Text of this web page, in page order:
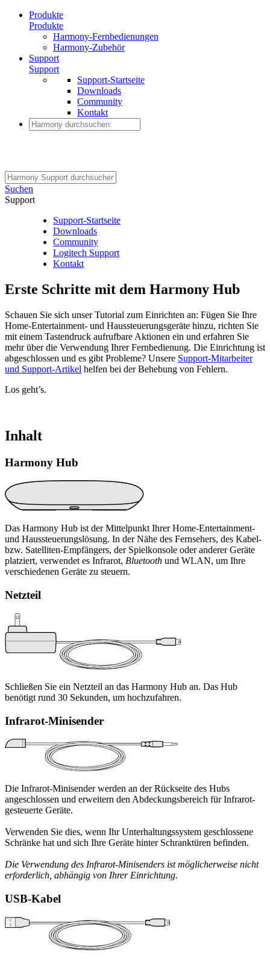
Produkte
Produkte
Harmony-Fernbedienungen
Harmony-Zubehör
Support
Support
Support-Startseite
Downloads
Community
Kontakt
Suchen
Support
Support-Startseite
Downloads
Community
Logitech Support
Kontakt
Erste Schritte mit dem Harmony Hub
Schauen Sie sich unser Tutorial zum Einrichten an: Fügen Sie Ihre
Home-Entertainment- und Haussteuerungsgeräte hinzu, richten Sie
mit einem Tastendruck aufrufbare Aktionen ein und erfahren Sie
mehr über die Verwendung Ihrer Fernbedienung. Die Einrichtung ist
abgeschlossen und es gibt Probleme? Unsere Support-Mitarbeiter
und Support-Artikel helfen bei der Behebung von Fehlern.
Los geht’s.
Inhalt
Harmony Hub
Das Harmony Hub ist der Mittelpunkt Ihrer Home-Entertainment-
und Haussteuerungslösung. In der Nähe des Fernsehers, des Kabel-
bzw. Satelliten-Empfängers, der Spielkonsole oder anderer Geräte
platziert, verwendet es Infrarot, Bluetooth und WLAN, um Ihre
verschiedenen Geräte zu steuern.
Netzteil
Schließen Sie ein Netzteil an das Harmony Hub an. Das Hub
benötigt rund 30 Sekunden, um hochzufahren.
Infrarot-Minisender
Die Infrarot-Minisender werden an der Rückseite des Hubs
angeschlossen und erweitern den Abdeckungsbereich für Infrarot-
gesteuerte Geräte.
Verwenden Sie dies, wenn Ihr Unterhaltungssystem geschlossene
Schränke hat und sich Ihre Geräte hinter Schranktüren befinden.
Die Verwendung des Infrarot-Minisenders ist möglicherweise nicht
erforderlich, abhängig von Ihrer Einrichtung.
USB-Kabel